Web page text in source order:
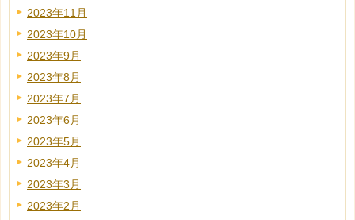
2023年11月
2023年10月
2023年9月
2023年8月
2023年7月
2023年6月
2023年5月
2023年4月
2023年3月
2023年2月